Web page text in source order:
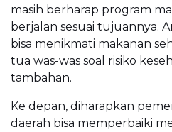
masih berharap program
berjalan sesuai tujuannya.
bisa menikmati makanan
tua was-was soal risiko
tambahan.
Ke depan, diharapkan
daerah bisa memperbaiki